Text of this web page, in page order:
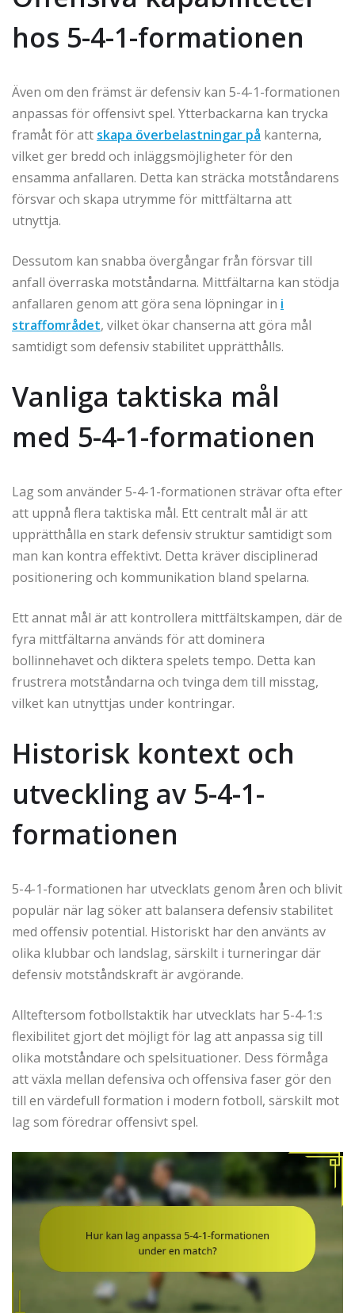
hos 5-4-1-formationen
Även om den främst är defensiv kan 5-4-1-formationen
anpassas för offensivt spel. Ytterbackarna kan trycka
framåt för att skapa överbelastningar på kanterna,
vilket ger bredd och inläggsmöjligheter för den
ensamma anfallaren. Detta kan sträcka motståndarens
försvar och skapa utrymme för mittfältarna att
utnyttja.
Dessutom kan snabba övergångar från försvar till
anfall överraska motståndarna. Mittfältarna kan stödja
anfallaren genom att göra sena löpningar in i
straffområdet, vilket ökar chanserna att göra mål
samtidigt som defensiv stabilitet upprätthålls.
Vanliga taktiska mål
med 5-4-1-formationen
Lag som använder 5-4-1-formationen strävar ofta efter
att uppnå flera taktiska mål. Ett centralt mål är att
upprätthålla en stark defensiv struktur samtidigt som
man kan kontra effektivt. Detta kräver disciplinerad
positionering och kommunikation bland spelarna.
Ett annat mål är att kontrollera mittfältskampen, där de
fyra mittfältarna används för att dominera
bollinnehavet och diktera spelets tempo. Detta kan
frustrera motståndarna och tvinga dem till misstag,
vilket kan utnyttjas under kontringar.
Historisk kontext och
utveckling av 5-4-1-
formationen
5-4-1-formationen har utvecklats genom åren och blivit
populär när lag söker att balansera defensiv stabilitet
med offensiv potential. Historiskt har den använts av
olika klubbar och landslag, särskilt i turneringar där
defensiv motståndskraft är avgörande.
Allteftersom fotbollstaktik har utvecklats har 5-4-1:s
flexibilitet gjort det möjligt för lag att anpassa sig till
olika motståndare och spelsituationer. Dess förmåga
att växla mellan defensiva och offensiva faser gör den
till en värdefull formation i modern fotboll, särskilt mot
lag som föredrar offensivt spel.